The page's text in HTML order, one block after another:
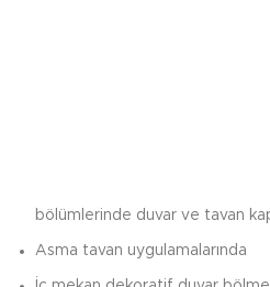
bölümlerinde duvar ve tavan
Asma tavan uygulamalarında